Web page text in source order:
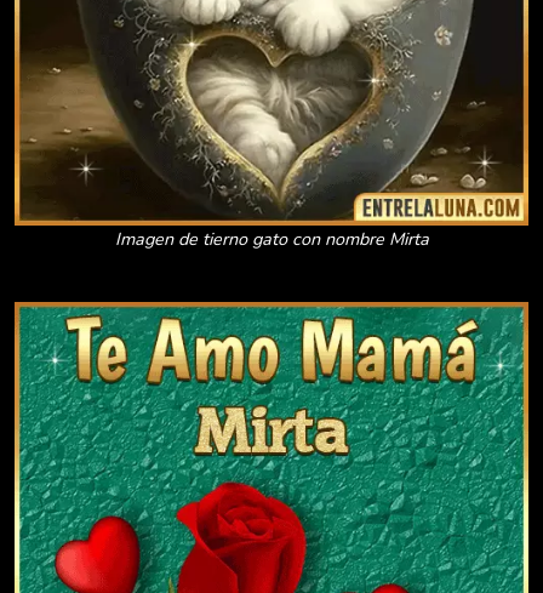
Imagen de tierno gato con nombre Mirta